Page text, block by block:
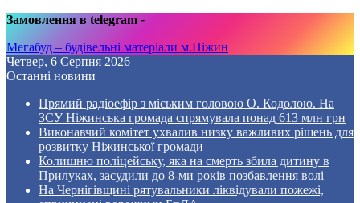
Замовлення в telegram -
Мегабуд – будівельні матеріали м.Ніжин
Четвер, 6 Серпня 2026
Останні новини
Прямий радіоефір з міським головою О. Кодолою. На
ЗСУ Ніжинська громада спрямувала понад 613 млн грн
Виконавчий комітет ухвалив низку важливих рішень для
розвитку Ніжинської громади
Колишню поліцейську, яка на смерть збила дитину в
Прилуках, засудили до 8-ми років позбавлення волі
На Чернігівщині рятувальники ліквідували пожежі,